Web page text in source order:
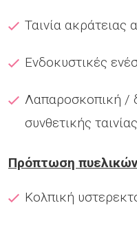
Ταινία ακράτειας
Ενδοκυστικές
Λαπαροσκοπική /
συνθετικής
Πρόπτωση
Κολπική